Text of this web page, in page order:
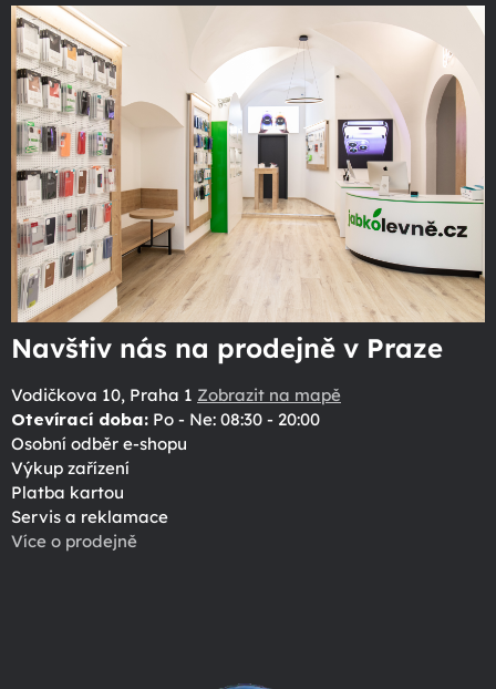
Navštiv nás na prodejně v Praze
Vodičkova 10, Praha 1 Zobrazit na mapě
Otevírací doba: Po - Ne: 08:30 - 20:00
Osobní odběr e-shopu
Výkup zařízení
Platba kartou
Servis a reklamace
Více o prodejně